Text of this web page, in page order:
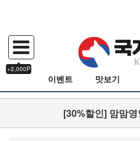
+2,000P
이벤트 맛보기
[30%할인] 맘맘